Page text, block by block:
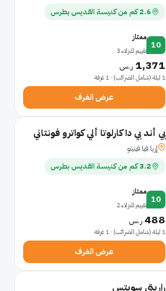
2.6 كم من كنيسة القديس بطرس
10
ممتاز
تقييم للنزلاء 3
1,371 ر.س
1 ليلة (شامل الضرائب) · 1 غرفة
عرض الغرف
بي أند بي دا كارلوتا ألي كواترو فونتاني
إريا فيا فينيتو
3.2 كم من كنيسة القديس بطرس
10
ممتاز
تقييم للنزلاء 2
488 ر.س
1 ليلة (شامل الضرائب) · 1 غرفة
عرض الغرف
راريتي سويتس